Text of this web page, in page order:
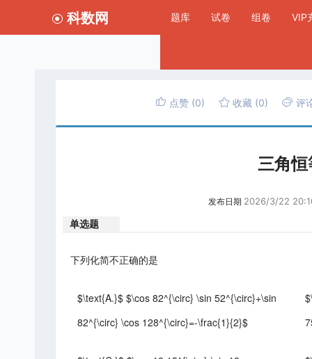
科数网 题库 试卷 组卷 VIP
点赞 (0) 收藏 (0) 评
三角
发布日期 2026/3/22
单选题
下列化简不正确的是
$\text{A.}$ $\cos 82^{\circ} \sin 52^{\circ}+\sin
82^{\circ} \cos 128^{\circ}=-\frac{1}{2}$